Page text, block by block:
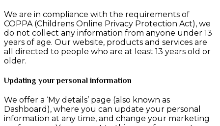
We are in compliance with the requirements of
COPPA (Childrens Online Privacy Protection Act), we
do not collect any information from anyone under 13
years of age. Our website, products and services are
all directed to people who are at least 13 years old or
older.
Updating your personal information
We offer a ‘My details’ page (also known as
Dashboard), where you can update your personal
information at any time, and change your marketing